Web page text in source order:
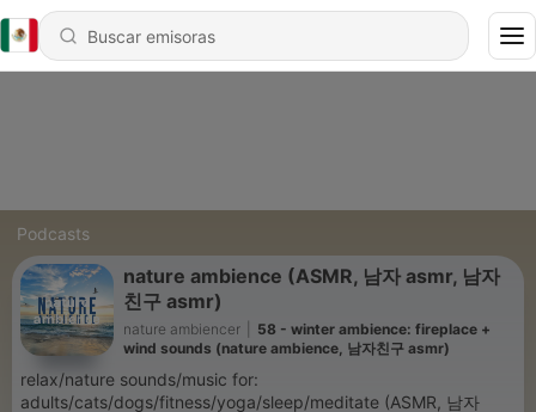
Podcasts
nature ambience (ASMR, 남자 asmr, 남자
친구 asmr)
nature ambiencer
58 - winter ambience: fireplace +
wind sounds (nature ambience, 남자친구 asmr)
relax/nature sounds/music for:
adults/cats/dogs/fitness/yoga/sleep/meditate (ASMR, 남자